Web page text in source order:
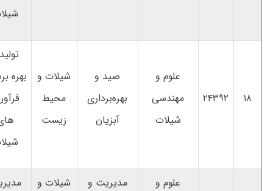
۱۸ ۲۴۳۹۲
علوم و
مهندسی
شیلات
صید و
بهره‌برداری
آبزیان
شیلات و
محیط
زیست
بهره
علوم و
مدیریت و
شیلات و